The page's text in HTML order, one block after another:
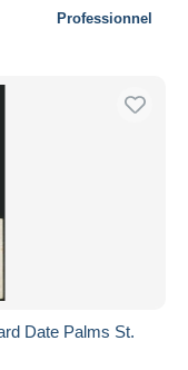
Professionnel
Date Palms St.